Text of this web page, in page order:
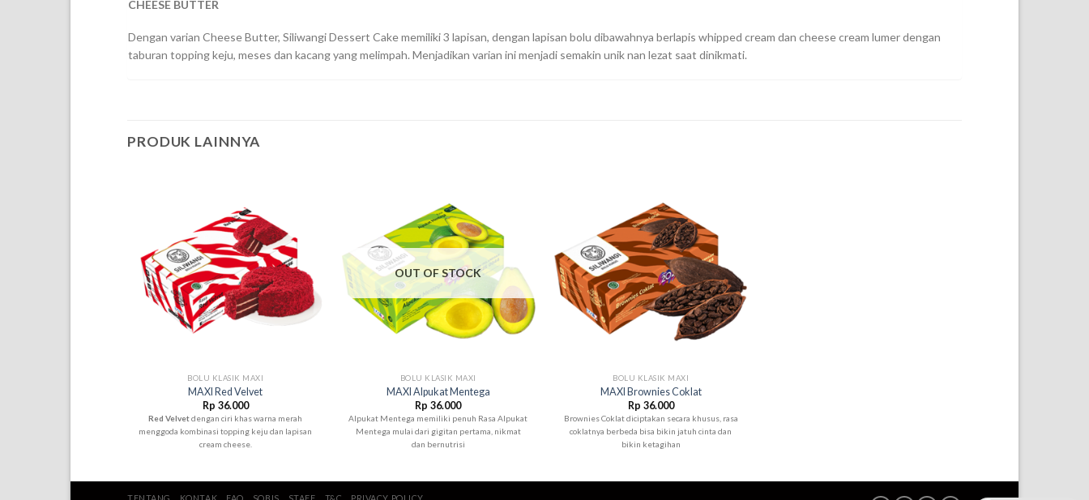
CHEESE BUTTER
Dengan varian Cheese Butter, Siliwangi Dessert Cake memiliki 3 lapisan, dengan lapisan bolu dibawahnya berlapis whipped cream dan cheese cream lumer dengan
taburan topping keju, meses dan kacang yang melimpah. Menjadikan varian ini menjadi semakin unik nan lezat saat dinikmati.
PRODUK LAINNYA
BOLU KLASIK MAXI
MAXI Red Velvet
Rp 36.000
Red Velvetdengan ciri khas warna merah
menggoda kombinasi topping keju dan lapisan
cream cheese.
OUT OF STOCK
BOLU KLASIK MAXI
MAXI Alpukat Mentega
Rp 36.000
Alpukat Mentega memiliki penuh Rasa Alpukat
Mentega mulai dari gigitan pertama, nikmat
dan bernutrisi
BOLU KLASIK MAXI
MAXI Brownies Coklat
Rp 36.000
Brownies Coklat diciptakan secara khusus, rasa
coklatnya berbeda bisa bikin jatuh cinta dan
bikin ketagihan